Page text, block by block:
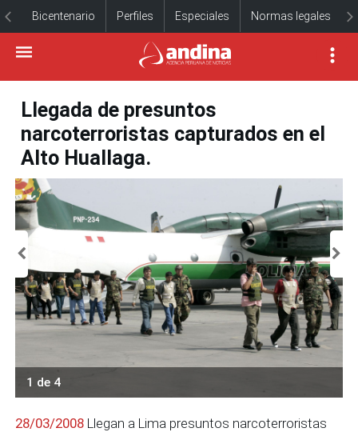
Bicentenario Perfiles Especiales Normas legales
Llegada de presuntos
narcoterroristas capturados en el
Alto Huallaga.
1 de 4
28/03/2008 Llegan a Lima presuntos narcoterroristas